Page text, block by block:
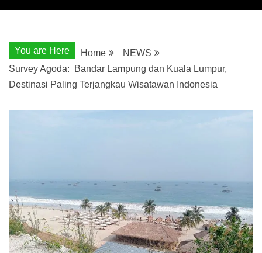
You are Here Home
NEWS
Survey Agoda: Bandar Lampung dan Kuala Lumpur,
Destinasi Paling Terjangkau Wisatawan Indonesia